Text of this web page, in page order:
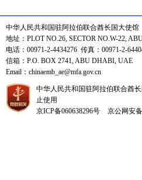
中华人民共和国驻阿拉伯联合酋
止使用
京ICP备060638296号
京公网安
中华人民共和国驻阿拉伯联合酋长国大使馆
地址：PLOT NO.26, SECTOR NO.W-22,
电话：00971-2-4434276 传真：00971-2-
信箱：P.O. BOX 2741, ABU DHABI, UAE
Email：chinaemb_ae@mfa.gov.cn